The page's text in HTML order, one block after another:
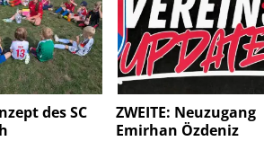
des SC
ZWEITE: Neuzugang
Emirhan Özdeniz